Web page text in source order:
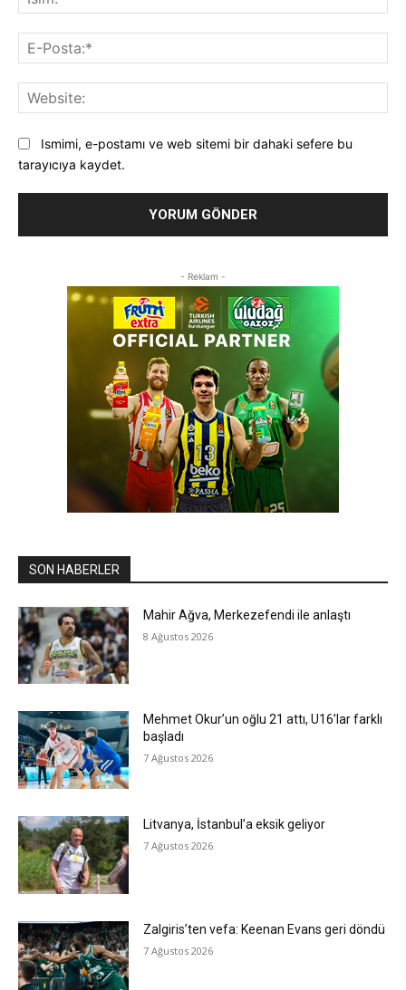
Ismimi, e-postamı ve web sitemi bir dahaki sefere bu
tarayıcıya kaydet.
- Reklam -
SON HABERLER
Mahir Ağva, Merkezefendi ile anlaştı
8 Ağustos 2026
Mehmet Okur’un oğlu 21 attı, U16’lar farklı
başladı
7 Ağustos 2026
Litvanya, İstanbul’a eksik geliyor
7 Ağustos 2026
Zalgiris’ten vefa: Keenan Evans geri döndü
7 Ağustos 2026